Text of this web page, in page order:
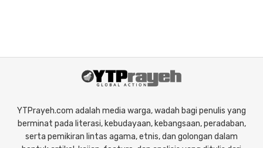
YTPrayeh.com adalah media warga, wadah bagi penulis yang
berminat pada literasi, kebudayaan, kebangsaan, peradaban,
serta pemikiran lintas agama, etnis, dan golongan dalam